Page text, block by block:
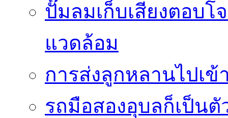
ปั๊มลมเก็บเสียงตอบ
แวดล้อม
การส่งลูกหลานไปเข้
รถมือสองอุบลก็เป็น